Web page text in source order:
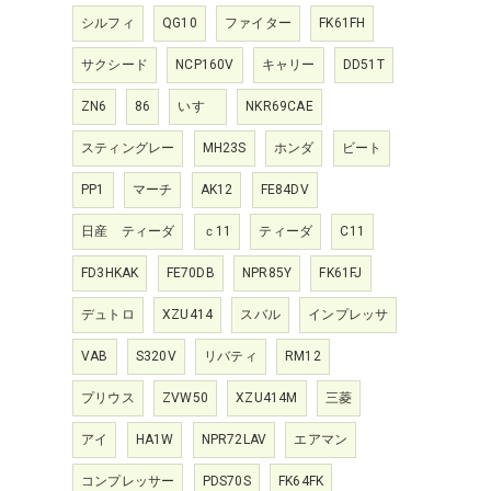
シルフィ QG10 ファイター FK61FH
サクシード NCP160V キャリー DD51T
ZN6 86 いすゞ NKR69CAE
スティングレー MH23S ホンダ ビート
PP1 マーチ AK12 FE84DV
日産 ティーダ ｃ11 ティーダ C11
FD3HKAK FE70DB NPR85Y FK61FJ
デュトロ XZU414 スバル インプレッサ
VAB S320V リバティ RM12
プリウス ZVW50 XZU414M 三菱
アイ HA1W NPR72LAV エアマン
コンプレッサー PDS70S FK64FK